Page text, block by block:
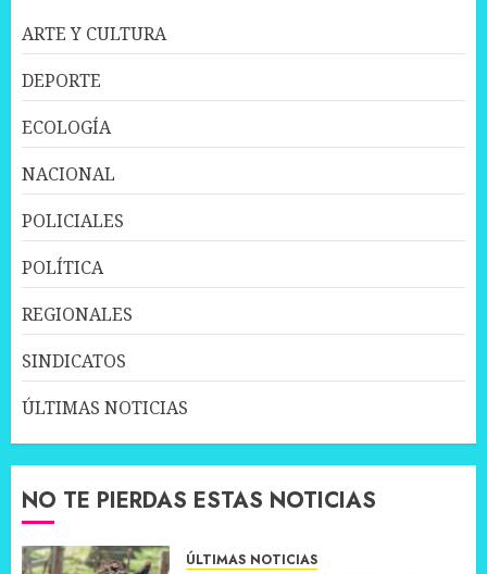
ARTE Y CULTURA
DEPORTE
ECOLOGÍA
NACIONAL
POLICIALES
POLÍTICA
REGIONALES
SINDICATOS
ÚLTIMAS NOTICIAS
NO TE PIERDAS ESTAS NOTICIAS
ÚLTIMAS NOTICIAS